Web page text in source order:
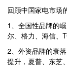
回顾中国家电市场
1、全国性品牌的
尔、格力、海信、
2、外资品牌的衰
提升，夏普、东芝